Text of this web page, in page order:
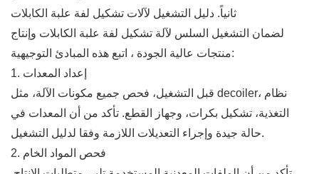
ثانياً. دليل التشغيل لآلات تشكيل لفة علبة الكابلات
لضمان التشغيل السلس لآلة تشكيل لفة علبة الكابلات وإنتاج
منتجات عالية الجودة ، اتبع هذه المبادئ التوجيهية:
1. إعداد المعدات
قبل التشغيل، فحص جميع مكونات الآلة، مثل decoiler، نظام
التغذية، تشكيل بكرات، وجهاز القطع. تأكد من أن المعدات في
حالة جيدة وإجراء التعديلات اللازمة وفقا لدليل التشغيل.
2. فحص المواد الخام